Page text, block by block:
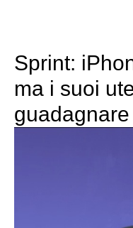
Sprint:
ma i suoi